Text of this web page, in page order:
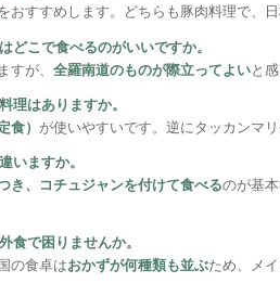
おすすめします。どちらも豚肉料理で、日
どこで食べるのがいいですか。
が、 全羅南道のものが際立ってよいと
理はありますか。
食） が使いやすいです。逆にタッカンマ
いますか。
き、コチュジャンを付けて食べるのが基
食で困りませんか。
の食卓はおかずが何種類も並ぶため、メ